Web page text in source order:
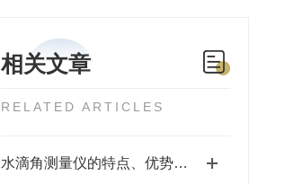
相关文章
RELATED ARTICLES
水滴角测量仪的特点、优势与适用场景